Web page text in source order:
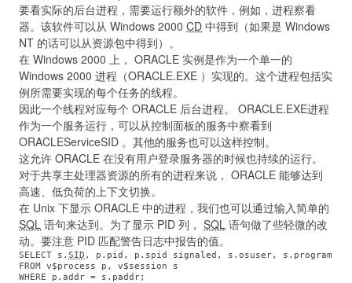
要看实际的后台进程，需要运行额外的软件，例如，进程察看
器。该软件可以从 Windows 2000 CD 中得到（如果是 Windows
NT 的话可以从资源包中得到）。
在 Windows 2000 上， ORACLE 实例是作为一个单一的
Windows 2000 进程（ORACLE.EXE ）实现的。这个进程包括实
例所需要实现的每个任务的线程。
因此一个线程对应每个 ORACLE 后台进程。 ORACLE.EXE进程
作为一个服务运行，可以从控制面板的服务中察看到
ORACLEServiceSID 。其他的服务也可以这样控制。
这允许 ORACLE 在没有用户登录服务器的时候也持续的运行。
对于共享主处理器资源的所有的进程来说， ORACLE 能够达到
高速、低负荷的上下文切换。
在 Unix 下显示 ORACLE 中的进程，我们也可以通过输入简单的
SQL 语句来达到。为了显示 PID 列， SQL 语句做了些轻微的改
动。要注意 PID 匹配警告日志中报告的值。
SELECT s. SID , p.pid, p.spid signaled, s.osuser, s.program
FROM v$process p, v$session s
WHERE p.addr = s.paddr;